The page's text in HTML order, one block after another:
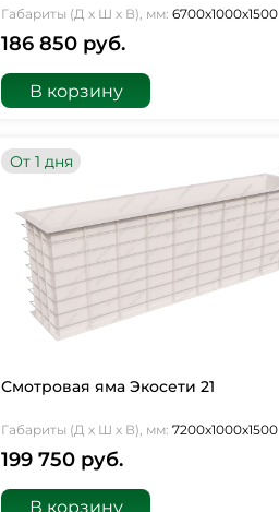
Габариты (Д х Ш х В), мм: 6700х1000х1500
186 850 руб.
В корзину
От 1 дня
Смотровая яма Экосети 21
Габариты (Д х Ш х В), мм: 7200х1000х1500
199 750 руб.
В корзину